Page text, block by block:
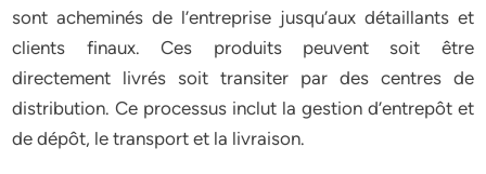
sont acheminés de l’entreprise jusqu’aux détaillants et
clients finaux. Ces produits peuvent soit être
directement livrés soit transiter par des centres de
distribution. Ce processus inclut la gestion d’entrepôt et
de dépôt, le transport et la livraison.